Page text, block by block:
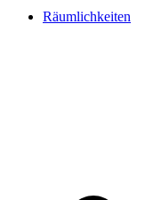
Räumlichkeiten